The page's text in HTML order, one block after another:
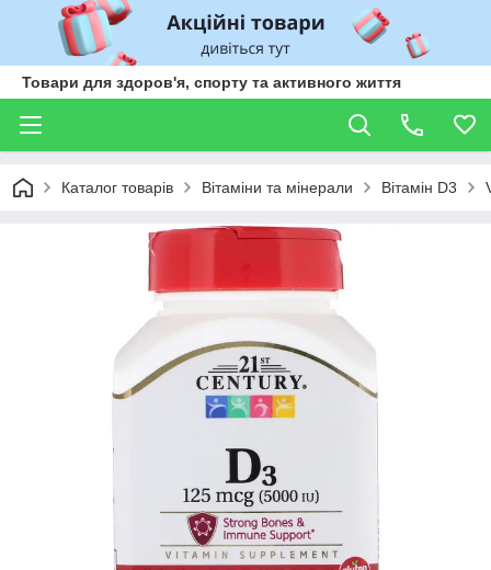
Товари для здоров'я, спорту та активного життя
Каталог товарів Вітаміни та мінерали Вітамін D3